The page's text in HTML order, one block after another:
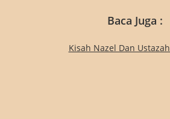
Baca Juga :
Kisah Nazel Dan